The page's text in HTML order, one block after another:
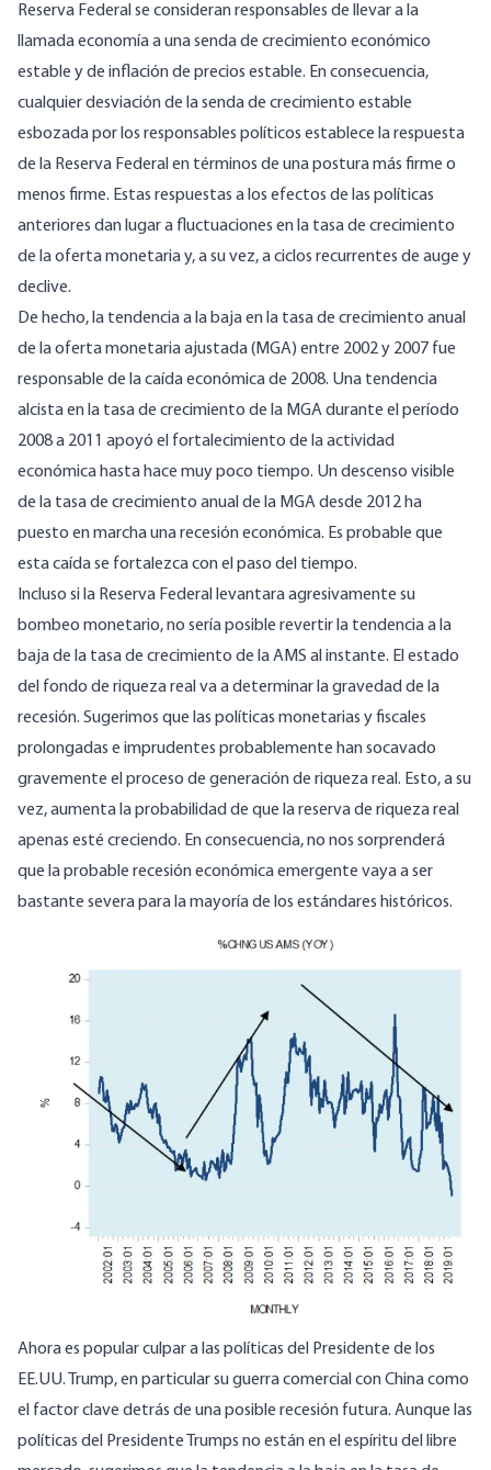
Reserva Federal se consideran responsables de llevar a la
llamada economía a una senda de crecimiento económico
estable y de inflación de precios estable. En consecuencia,
cualquier desviación de la senda de crecimiento estable
esbozada por los responsables políticos establece la respuesta
de la Reserva Federal en términos de una postura más firme o
menos firme. Estas respuestas a los efectos de las políticas
anteriores dan lugar a fluctuaciones en la tasa de crecimiento
de la oferta monetaria y, a su vez, a ciclos recurrentes de auge y
declive.
De hecho, la tendencia a la baja en la tasa de crecimiento anual
de la oferta monetaria ajustada (MGA) entre 2002 y 2007 fue
responsable de la caída económica de 2008. Una tendencia
alcista en la tasa de crecimiento de la MGA durante el período
2008 a 2011 apoyó el fortalecimiento de la actividad
económica hasta hace muy poco tiempo. Un descenso visible
de la tasa de crecimiento anual de la MGA desde 2012 ha
puesto en marcha una recesión económica. Es probable que
esta caída se fortalezca con el paso del tiempo.
Incluso si la Reserva Federal levantara agresivamente su
bombeo monetario, no sería posible revertir la tendencia a la
baja de la tasa de crecimiento de la AMS al instante. El estado
del fondo de riqueza real va a determinar la gravedad de la
recesión. Sugerimos que las políticas monetarias y fiscales
prolongadas e imprudentes probablemente han socavado
gravemente el proceso de generación de riqueza real. Esto, a su
vez, aumenta la probabilidad de que la reserva de riqueza real
apenas esté creciendo. En consecuencia, no nos sorprenderá
que la probable recesión económica emergente vaya a ser
bastante severa para la mayoría de los estándares históricos.
Ahora es popular culpar a las políticas del Presidente de los
EE.UU. Trump, en particular su guerra comercial con China como
el factor clave detrás de una posible recesión futura. Aunque las
políticas del Presidente Trumps no están en el espíritu del libre